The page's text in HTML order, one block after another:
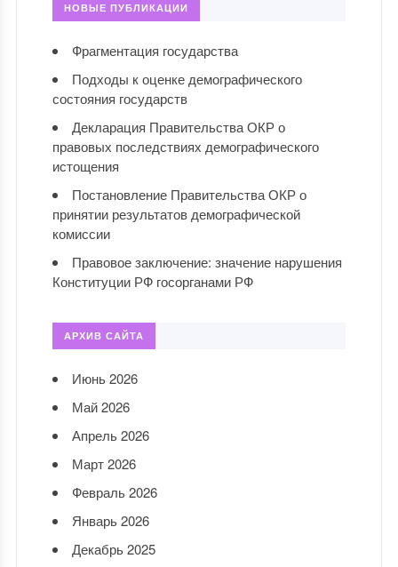
НОВЫЕ ПУБЛИКАЦИИ
Фрагментация государства
Подходы к оценке демографического
состояния государств
Декларация Правительства ОКР о
правовых последствиях демографического
истощения
Постановление Правительства ОКР о
принятии результатов демографической
комиссии
Правовое заключение: значение нарушения
Конституции РФ госорганами РФ
АРХИВ САЙТА
Июнь 2026
Май 2026
Апрель 2026
Март 2026
Февраль 2026
Январь 2026
Декабрь 2025